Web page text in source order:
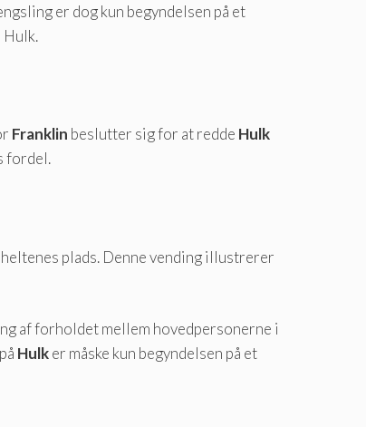
er dog kun begyndelsen på et
Hulk.
Franklin beslutter sig for at redde Hulk
fordel.
plads. Denne vending illustrerer
af forholdet mellem hovedpersonerne i
Hulker måske kun begyndelsen på et